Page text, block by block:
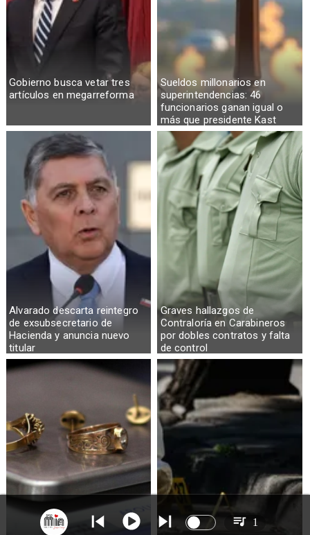
Gobierno busca vetar tres
artículos en megarreforma
Sueldos millonarios en
superintendencias: 46
funcionarios ganan igual o
más que presidente Kast
Alvarado descarta reintegro
de exsubsecretario de
Hacienda y anuncia nuevo
titular
Graves hallazgos de
Contraloría en Carabineros
por dobles contratos y falta
de control
1